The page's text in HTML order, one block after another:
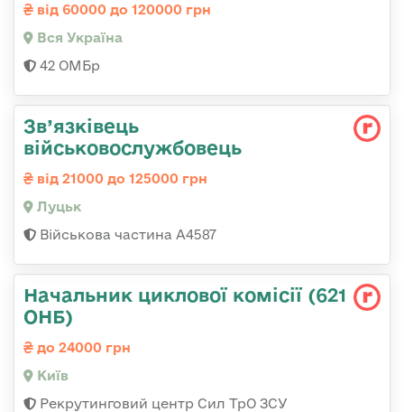
від 60000 до 120000 грн
Вся Україна
42 ОМБр
Зв’язківець
військовослужбовець
від 21000 до 125000 грн
Луцьк
Військова частина А4587
Начальник циклової комісії (621
ОНБ)
до 24000 грн
Київ
Рекрутинговий центр Сил ТрО ЗСУ